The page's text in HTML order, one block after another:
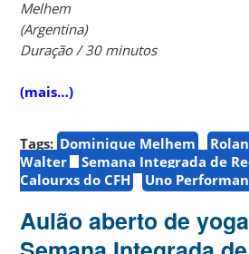
Melhem
(Argentina)
Duração / 30 minutos
(mais…)
Tags: Dominique Melhem
Walter
Semana Integrada de
Calourxs do CFH
Uno
Aulão aberto de